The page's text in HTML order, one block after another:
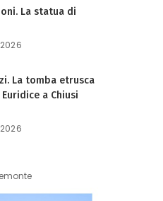
La statua di
La tomba etrusca
a Chiusi